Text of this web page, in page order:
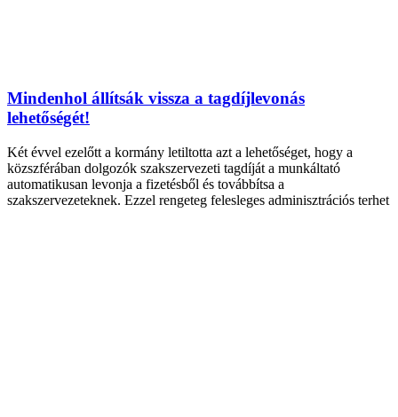
Mindenhol állítsák vissza a tagdíjlevonás
lehetőségét!
Két évvel ezelőtt a kormány letiltotta azt a lehetőséget, hogy a
közszférában dolgozók szakszervezeti tagdíját a munkáltató
automatikusan levonja a fizetésből és továbbítsa a
szakszervezeteknek. Ezzel rengeteg felesleges adminisztrációs terhet